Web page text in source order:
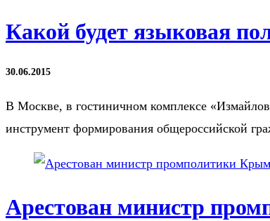
Какой будет языковая
30.06.2015
В Москве, в гостиничном комплексе
инструмент формирования общероссийской
Арестован министр